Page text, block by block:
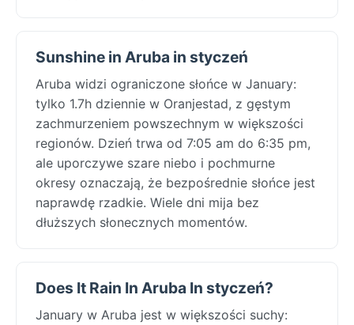
Sunshine in Aruba in styczeń
Aruba widzi ograniczone słońce w January:
tylko 1.7h dziennie w Oranjestad, z gęstym
zachmurzeniem powszechnym w większości
regionów. Dzień trwa od 7:05 am do 6:35 pm,
ale uporczywe szare niebo i pochmurne
okresy oznaczają, że bezpośrednie słońce jest
naprawdę rzadkie. Wiele dni mija bez
dłuższych słonecznych momentów.
Does It Rain In Aruba In styczeń?
January w Aruba jest w większości suchy: